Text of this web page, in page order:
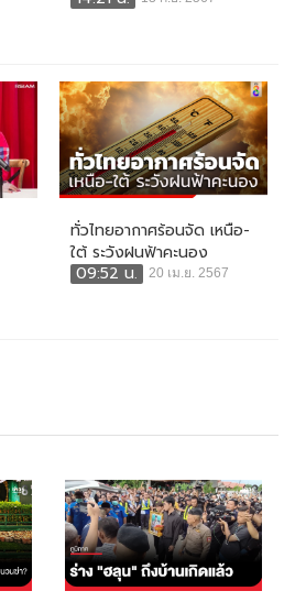
ทั่วไทยอากาศร้อนจัด เหนือ-
ใต้ ระวังฝนฟ้าคะนอง
09:52 น.
20 เม.ย. 2567